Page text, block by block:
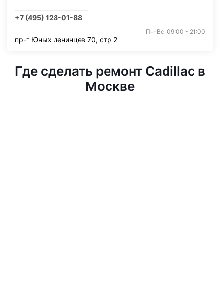
+7 (495) 128-01-88
Пн-Вс: 09:00 - 21:00
пр-т Юных ленинцев 70, стр 2
Где сделать ремонт Cadillac в
Москве